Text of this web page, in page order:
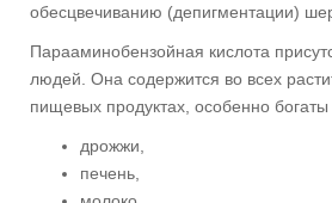
обесцвечиванию (депигментации)
Парааминобензойная кислота
людей. Она содержится во всех
пищевых продуктах, особенно
дрожжи,
печень,